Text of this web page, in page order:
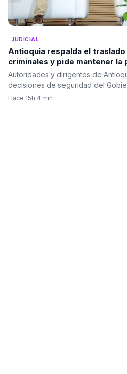
JUDICIAL
Antioquia respalda el
criminales y pide mantener la
estructuras ilegales
Autoridades y dirigentes de
decisiones de seguridad del
Hace 15h·4 min